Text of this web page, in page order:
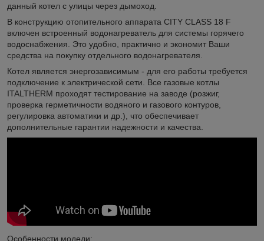
данный котел с улицы через дымоход.
В конструкцию отопительного аппарата CITY CLASS 18 F
включен встроенный водонагреватель для системы горячего
водоснабжения. Это удобно, практично и экономит Ваши
средства на покупку отдельного водонагревателя.
Котел является энергозависимым - для его работы требуется
подключение к электрической сети. Все газовые котлы
ITALTHERM проходят тестирование на заводе (розжиг,
проверка герметичности водяного и газового контуров,
регулировка автоматики и др.), что обеспечивает
дополнительные гарантии надежности и качества.
Особенности модели: